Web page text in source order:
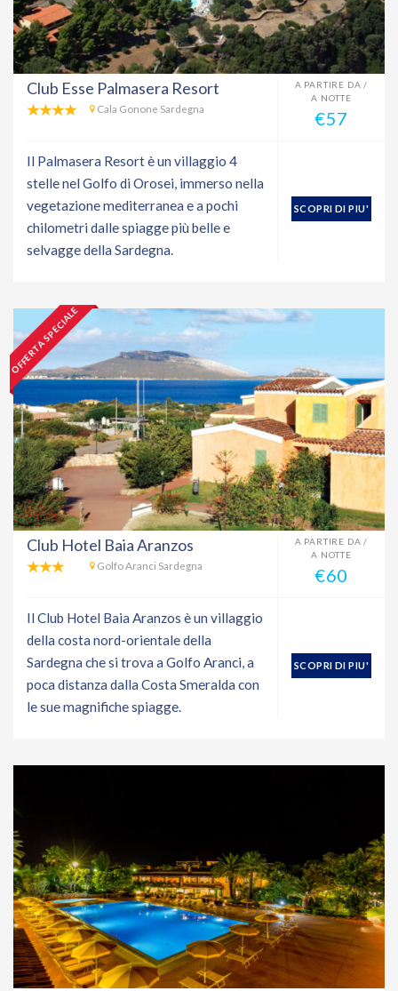
Club Esse Palmasera Resort
Cala Gonone Sardegna
A PARTIRE DA /
A NOTTE
€57
Il Palmasera Resort è un villaggio 4
stelle nel Golfo di Orosei, immerso nella
vegetazione mediterranea e a pochi
chilometri dalle spiagge più belle e
selvagge della Sardegna.
SCOPRI DI PIU'
OFFERTA SPECIALE
Club Hotel Baia Aranzos
Golfo Aranci Sardegna
A PARTIRE DA /
A NOTTE
€60
Il Club Hotel Baia Aranzos è un villaggio
della costa nord-orientale della
Sardegna che si trova a Golfo Aranci, a
poca distanza dalla Costa Smeralda con
le sue magnifiche spiagge.
SCOPRI DI PIU'